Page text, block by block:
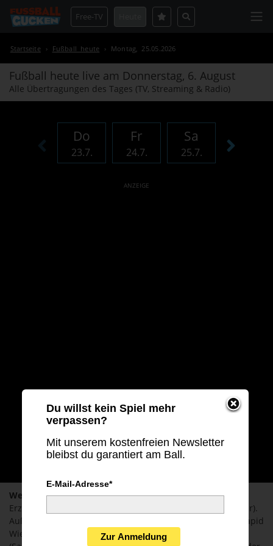
Free-TV
Startseite › Fußball heute › Montag, 25.05.2026
Fußball heute live am Donnerstag, 6. August
Alle Übertragungen des Tages (TV, Streaming & Radio)
Do
23.7.
Fr
24.7.
Sa
25.7.
Welche Spiele laufen heute live? Regionalliga Nordost
Erzgebirge Aue gegen BFC Dynamo (Stream & Audio, 19 Uhr).
Außerdem: Qualifikation zur
(Vaduz, Rapid
Wien, St. Gallen, Austria Wien, Lugano) und
ANZEIGE
Du willst kein Spiel mehr
verpassen?
Mit unserem kostenfreien Newsletter
bleibst du garantiert am Ball.
E-Mail-Adresse*
Zur Anmeldung